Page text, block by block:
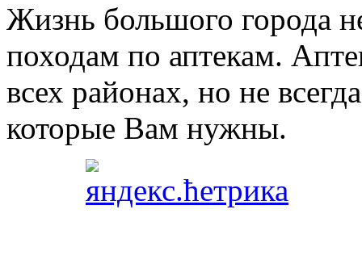
Жизнь большого города
походам по аптекам.
всех районах, но не
которые Вам нужны.